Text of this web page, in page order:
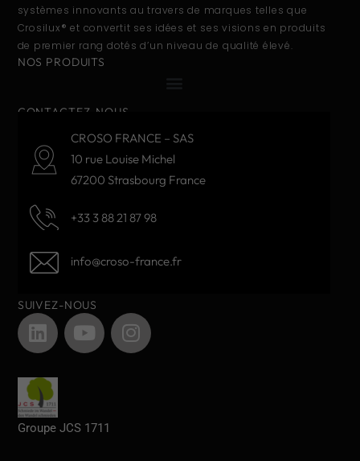
systèmes innovants au travers de marques telles que
Crosilux® et convertit ses idées et ses visions en produits
de premier rang dotés d’un niveau de qualité élevé.
NOS PRODUITS
CONTACTEZ-NOUS
CROSO FRANCE – SAS
10 rue Louise Michel
67200 Strasbourg France
+33 3 88 21 87 98
info@croso-france.fr
SUIVEZ-NOUS
Groupe JCS 1711